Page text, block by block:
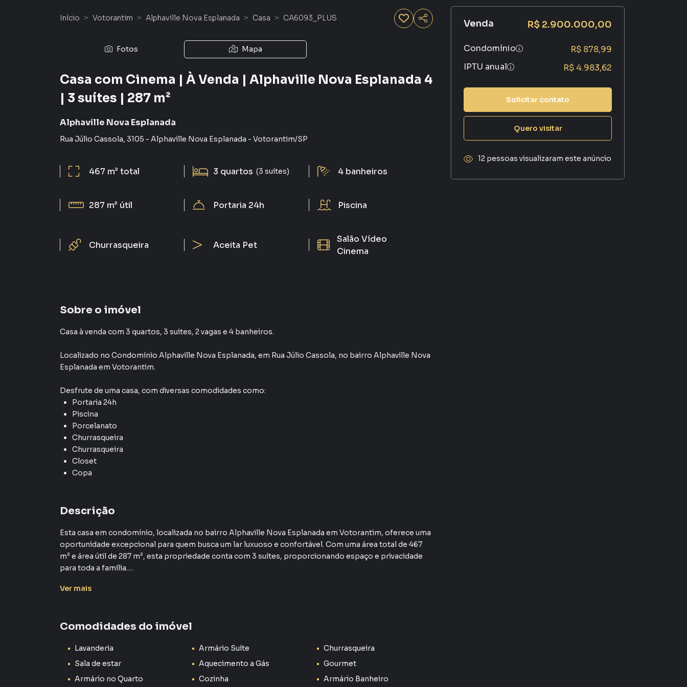
Início Votorantim Alphaville Nova Esplanada Casa CA6093_PLUS
Fotos Mapa
Casa com Cinema | À Venda | Alphaville Nova Esplanada 4
| 3 suítes | 287 m²
Alphaville Nova Esplanada
Rua Júlio Cassola, 3105 - Alphaville Nova Esplanada - Votorantim/SP
467 m²total 3 quartos (3 suítes) 4 banheiros
287 m² útil Portaria 24h Piscina
Churrasqueira Aceita Pet
Salão Vídeo
Cinema
Sobre o imóvel
Casa à venda com 3 quartos, 3 suites, 2 vagas e 4 banheiros.
Localizado no Condomínio Alphaville Nova Esplanada, em Rua Júlio Cassola, no bairro Alphaville Nova
Esplanada em Votorantim.
Desfrute de uma casa, com diversas comodidades como:
Portaria 24h
Piscina
Porcelanato
Churrasqueira
Churrasqueira
Closet
Copa
Descrição
Esta casa em condomínio, localizada no bairro Alphaville Nova Esplanada em Votorantim, oferece uma
oportunidade excepcional para quem busca um lar luxuoso e confortável. Com uma área total de 467
m² e área útil de 287 m², esta propriedade conta com 3 suítes, proporcionando espaço e privacidade
para toda a família.
O interior da casa é marcado por uma decoração elegante e moderna, com destaque para os
casa, onde as refeições em família serão desfrutadas com prazer. A lavanderia, o quarto de serviço e a
Além dos espaços internos, a casa possui ainda uma piscina, uma churrasqueira e uma sala de estar e
jantar que se integram perfeitamente ao seu jardim privativo, criando um ambiente acolhedor e
Ver mais
Comodidades do imóvel
Lavanderia Armário Suíte
Churrasqueira
Sala de estar
Aquecimento a Gás
Gourmet
Armário no Quarto
Cozinha
Armário Banheiro
Venda R$ 2.900.000,00
Condomínio
R$ 878,99
IPTU anual
R$ 4.983,62
Solicitar contato
Quero visitar
12 pessoas visualizaram este anúncio